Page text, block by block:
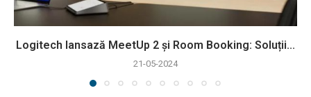
Logitech lansază MeetUp 2 și Room Booking: Soluții...
21-05-2024